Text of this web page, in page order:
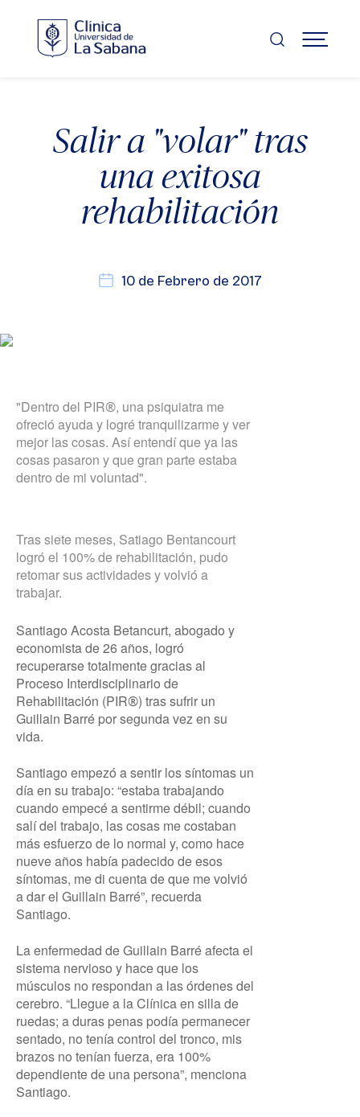
contenido
principal
MENÚ
Salir a "volar" tras
una exitosa
rehabilitación
10 de Febrero de 2017
"Dentro del PIR®, una psiquiatra me
ofreció ayuda y logré tranquilizarme y ver
mejor las cosas. Así entendí que ya las
cosas pasaron y que gran parte estaba
dentro de mi voluntad".
Tras siete meses, Satiago Bentancourt
logró el 100% de rehabilitación, pudo
retomar sus actividades y volvió a
trabajar.
Santiago Acosta Betancurt, abogado y
economista de 26 años, logró
recuperarse totalmente gracias al
Proceso Interdisciplinario de
Rehabilitación (PIR®) tras sufrir un
Guillain Barré por segunda vez en su
vida.
Santiago empezó a sentir los síntomas un
día en su trabajo: “estaba trabajando
cuando empecé a sentirme débil; cuando
salí del trabajo, las cosas me costaban
más esfuerzo de lo normal y, como hace
nueve años había padecido de esos
síntomas, me di cuenta de que me volvió
a dar el Guillain Barré”, recuerda
Santiago.
La enfermedad de Guillain Barré afecta el
sistema nervioso y hace que los
músculos no respondan a las órdenes del
cerebro. “Llegue a la Clínica en silla de
ruedas; a duras penas podía permanecer
sentado, no tenía control del tronco, mis
brazos no tenían fuerza, era 100%
dependiente de una persona”, menciona
Santiago.